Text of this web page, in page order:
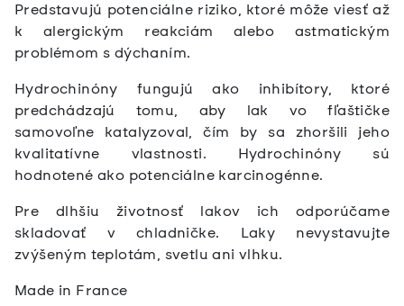
Predstavujú potenciálne riziko, ktoré môže viesť až
k alergickým reakciám alebo astmatickým
problémom s dýchaním.
Hydrochinóny fungujú ako inhibítory, ktoré
predchádzajú tomu, aby lak vo fľaštičke
samovoľne katalyzoval, čím by sa zhoršili jeho
kvalitatívne vlastnosti. Hydrochinóny sú
hodnotené ako potenciálne karcinogénne.
Pre dlhšiu životnosť lakov ich odporúčame
skladovať v chladničke. Laky nevystavujte
zvýšeným teplotám, svetlu ani vlhku.
Made in France